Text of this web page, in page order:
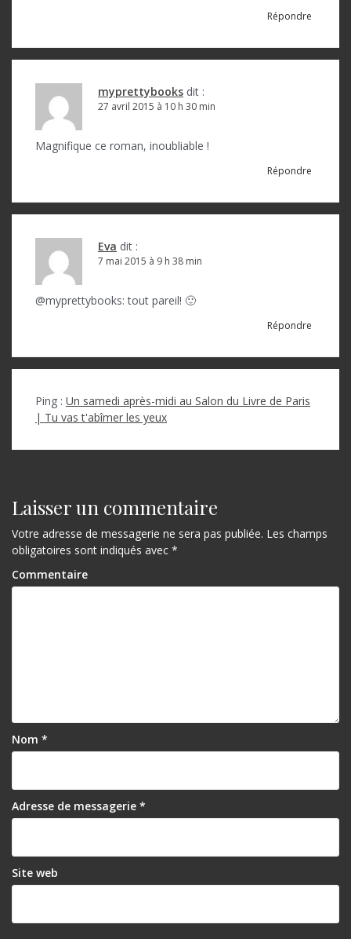
Répondre
myprettybooks dit :
27 avril 2015 à 10 h 30 min
Magnifique ce roman, inoubliable !
Répondre
Eva dit :
7 mai 2015 à 9 h 38 min
@myprettybooks: tout pareil! 🙂
Répondre
Ping : Un samedi après-midi au Salon du Livre de Paris
| Tu vas t'abîmer les yeux
Laisser un commentaire
Votre adresse de messagerie ne sera pas publiée. Les champs
obligatoires sont indiqués avec *
Commentaire
Nom *
Adresse de messagerie *
Site web